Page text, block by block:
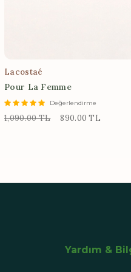
Lacostaé
Pour La Femme
Değerlendirme
1,090.00 TL 890.00 TL
Yardım &